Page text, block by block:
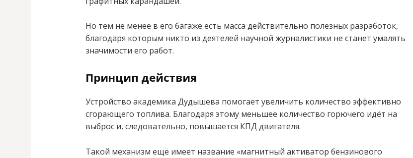
Но тем не менее в его багаже есть масса действительно полезных разработок,
благодаря которым никто из деятелей научной журналистики не станет умалять
значимости его работ.
Принцип действия
Устройство академика Дудышева помогает увеличить количество эффективно
сгорающего топлива. Благодаря этому меньшее количество горючего идёт на
выброс и, следовательно, повышается КПД двигателя.
Такой механизм ещё имеет название «магнитный активатор бензинового